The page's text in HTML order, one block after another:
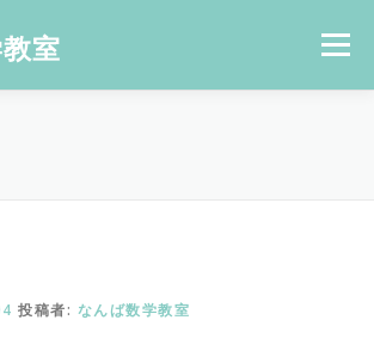
室 メニュー
投稿者: なんば数学教室